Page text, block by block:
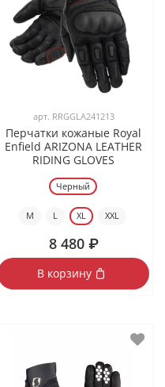
арт. RRGGLA241213
Перчатки кожаные Royal
Enfield ARIZONA LEATHER
RIDING GLOVES
Черный
M L XL XXL
8 480 ₽
В корзину